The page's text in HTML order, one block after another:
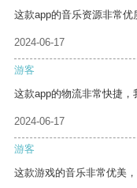
这款app的音乐资源非常优
2024-06-17
游客
这款app的物流非常快捷，
2024-06-17
游客
这款游戏的音乐非常优美